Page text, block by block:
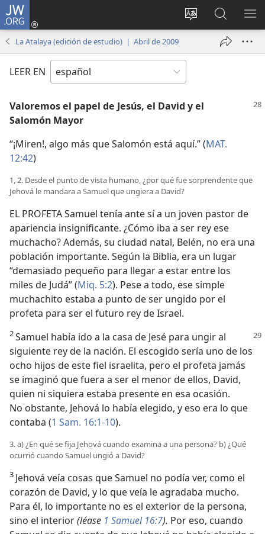
JW.ORG
Cambiar
del sitio
Iniciar
sesión
nueva
en
jw.org
La Atalaya (edición de estudio) | Abril de 2009
LEER EN
Valoremos el papel de Jesús, el David y el
Salomón Mayor
“¡Miren!, algo más que Salomón está aquí.” (MAT.
12:42)
1, 2. Desde el punto de vista humano, ¿por qué fue sorprendente que
Jehová le mandara a Samuel que ungiera a David?
EL PROFETA Samuel tenía ante sí a un joven pastor de
apariencia insignificante. ¿Cómo iba a ser rey ese
muchacho? Además, su ciudad natal, Belén, no era una
población importante. Según la Biblia, era un lugar
“demasiado pequeño para llegar a estar entre los
miles de Judá” (Miq. 5:2). Pese a todo, ese simple
muchachito estaba a punto de ser ungido por el
profeta para ser el futuro rey de Israel.
2Samuel había ido a la casa de Jesé para ungir al
siguiente rey de la nación. El escogido sería uno de los
ocho hijos de este fiel israelita, pero el profeta jamás
se imaginó que fuera a ser el menor de ellos, David,
quien ni siquiera estaba presente en esa ocasión.
No obstante, Jehová lo había elegido, y eso era lo que
contaba (1 Sam. 16:1-10).
3. a) ¿En qué se fija Jehová cuando examina a una persona? b) ¿Qué
ocurrió cuando Samuel ungió a David?
3 Jehová veía cosas que Samuel no podía ver, como el
corazón de David, y lo que veía le agradaba mucho.
Para él, lo importante no es el exterior de la persona,
sino el interior(léase 1 Samuel 16:7). Por eso, cuando